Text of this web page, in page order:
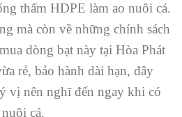
thấm HDPE làm ao nuôi cá.
mà còn về những chính sách
dòng bạt này tại Hòa Phát
rẻ, bảo hành dài hạn, đây
vị nên nghĩ đến ngay khi có
cá.